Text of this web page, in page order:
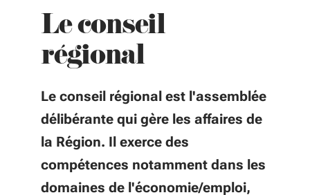
Le conseil
régional
Le conseil régional est l'assemblée
délibérante qui gère les affaires de
la Région. Il exerce des
compétences notamment dans les
domaines de l'économie/emploi,